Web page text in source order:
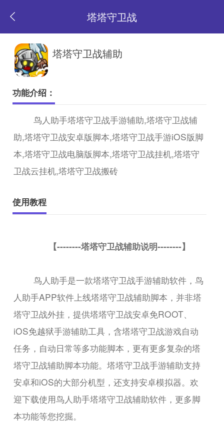
塔塔守卫战
返
页
塔塔守卫战辅助
功能介绍：
鸟人助手塔塔守卫战手游辅助,塔塔守卫战辅
助,塔塔守卫战安卓版脚本,塔塔守卫战手游iOS版脚
本,塔塔守卫战电脑版脚本,塔塔守卫战挂机,塔塔守
卫战云挂机,塔塔守卫战搬砖
使用教程
【--------塔塔守卫战辅助说明--------】
鸟人助手是一款塔塔守卫战手游辅助软件，鸟
人助手APP软件上线塔塔守卫战辅助脚本，并非塔
塔守卫战外挂，提供塔塔守卫战安卓免ROOT、
iOS免越狱手游辅助工具，含塔塔守卫战游戏自动
任务，自动日常等多功能脚本，更有更多复杂的塔
塔守卫战辅助脚本功能。塔塔守卫战手游辅助支持
安卓和iOS的大部分机型，还支持安卓模拟器。欢
迎下载使用鸟人助手塔塔守卫战辅助软件，更多脚
本功能等您挖掘。